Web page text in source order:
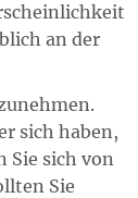
an der
sich haben,
Sie sich von
Sie